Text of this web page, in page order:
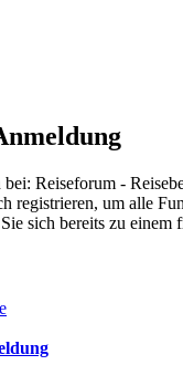
Reiseforum -
registrieren, um alle
sich bereits zu